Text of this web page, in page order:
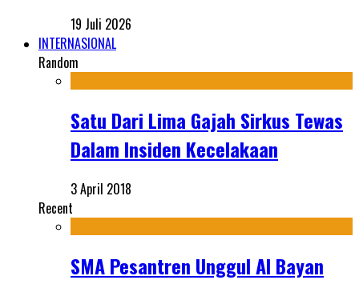
19 Juli 2026
INTERNASIONAL
Random
Satu Dari Lima Gajah Sirkus Tewas
Dalam Insiden Kecelakaan
3 April 2018
Recent
SMA Pesantren Unggul Al Bayan